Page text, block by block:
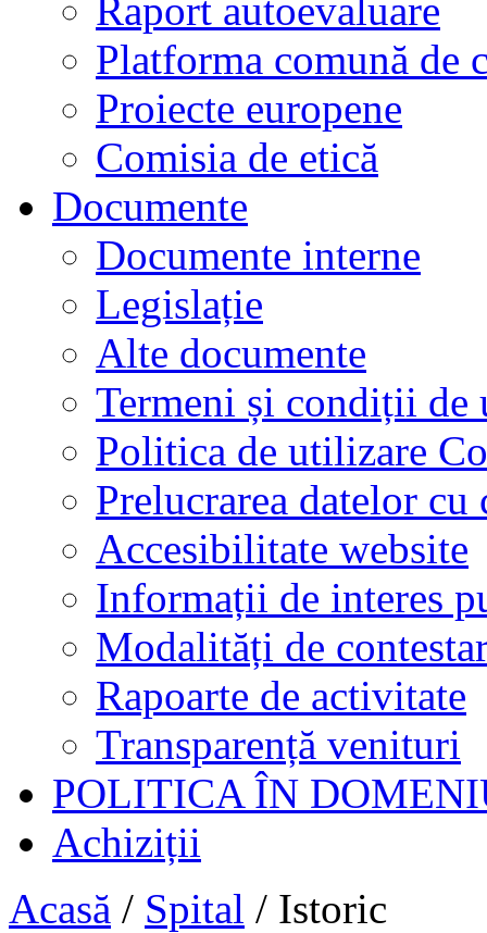
Raport autoevaluare
Platforma comună de
Proiecte europene
Comisia de etică
Documente
Documente interne
Legislație
Alte documente
Termeni și condiții de
Politica de utilizare
Prelucrarea datelor cu
Accesibilitate website
Informații de interes
Modalități de
Rapoarte de activitate
Transparență venituri
POLITICA ÎN
Achiziții
Acasă / Spital / Istoric